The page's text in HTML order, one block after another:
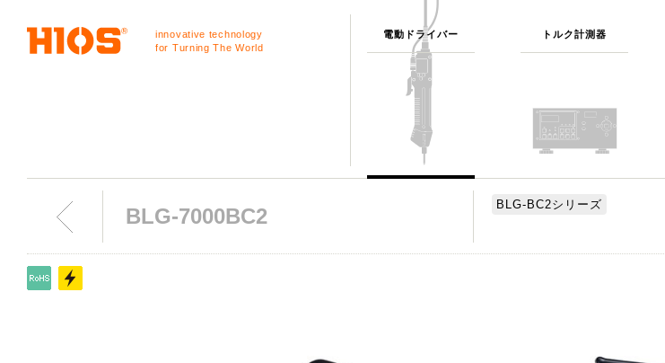
innovative technology
for Turning The World
電動ドライバー トルク計測器
BLG-7000BC2 BLG-BC2シリーズ